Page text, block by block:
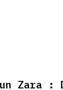
Zara :